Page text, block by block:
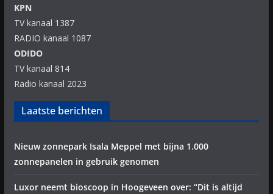
KPN
TV kanaal 1387
RADIO kanaal 1087
ODIDO
TV kanaal 814
Radio kanaal 2023
Laatste berichten
Nieuw zonnepark Isala Meppel met bijna 1.000
zonnepanelen in gebruik genomen
Luxor neemt bioscoop in Hoogeveen over: “Dit is altijd